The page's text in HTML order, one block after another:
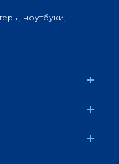
ноутбуки,